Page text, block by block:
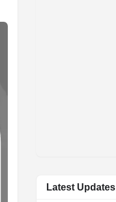
Latest Updates